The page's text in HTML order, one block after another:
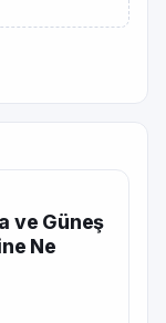
ve Güneş
Ne